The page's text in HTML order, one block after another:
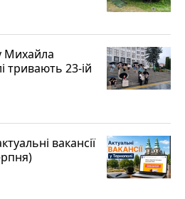
Михайла
тривають 23-ій
вакансії